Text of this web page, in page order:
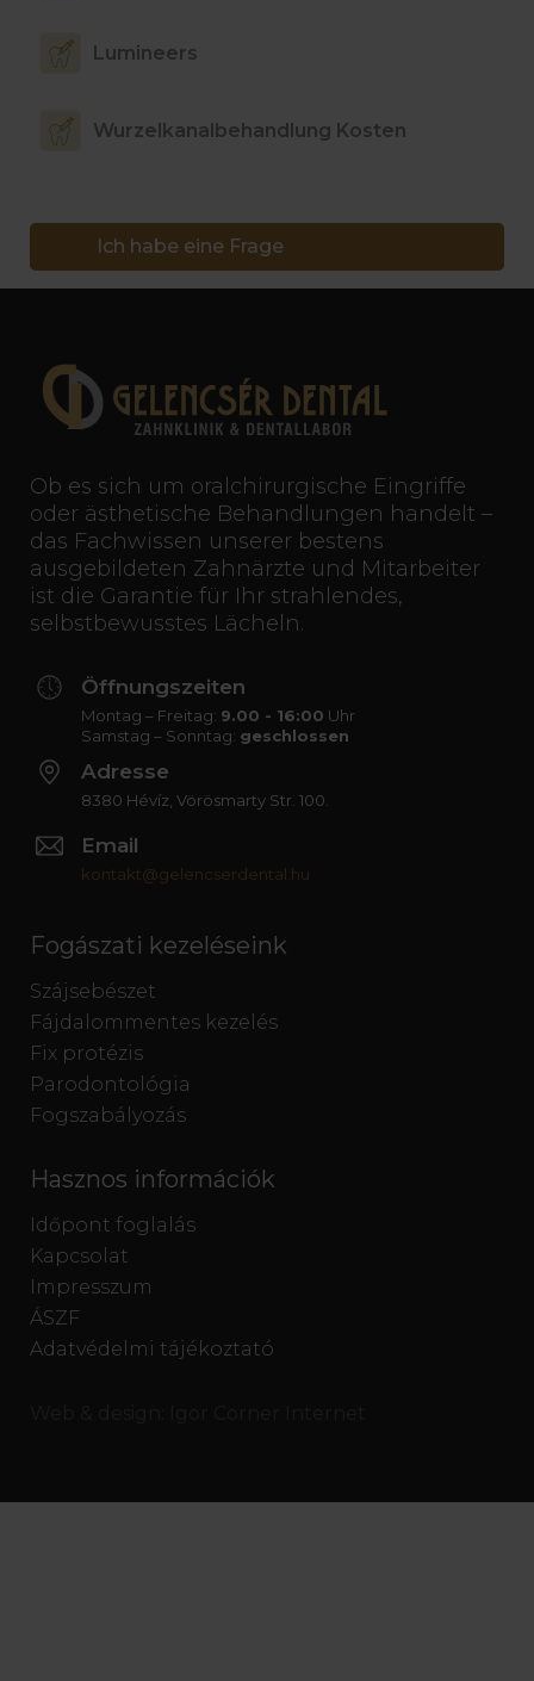
Lumineers
Wurzelkanalbehandlung Kosten
Ich habe eine Frage
Ob es sich um oralchirurgische Eingriffe
oder ästhetische Behandlungen handelt –
das Fachwissen unserer bestens
ausgebildeten Zahnärzte und Mitarbeiter
ist die Garantie für Ihr strahlendes,
selbstbewusstes Lächeln.
Öffnungszeiten
Montag – Freitag: 9.00 - 16:00 Uhr
Samstag – Sonntag: geschlossen
Adresse
8380 Hévíz, Vörösmarty Str. 100.
Email
kontakt@gelencserdental.hu
Fogászati kezeléseink
Szájsebészet
Fájdalommentes kezelés
Fix protézis
Parodontológia
Fogszabályozás
Hasznos információk
Időpont foglalás
Kapcsolat
Impresszum
ÁSZF
Adatvédelmi tájékoztató